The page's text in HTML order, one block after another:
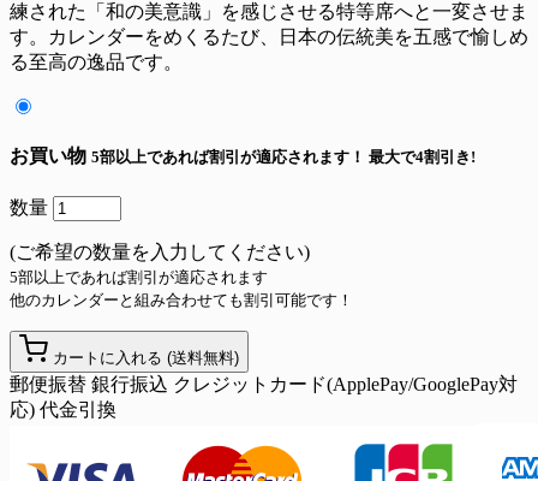
練された「和の美意識」を感じさせる特等席へと一変させま
す。カレンダーをめくるたび、日本の伝統美を五感で愉しめ
る至高の逸品です。
お買い物 5部以上であれば割引が適応されます！ 最大で4割引き!
数量
(ご希望の数量を入力してください)
5部以上であれば割引が適応されます
他のカレンダーと組み合わせても割引可能です！
カートに入れる (送料無料)
郵便振替 銀行振込 クレジットカード(ApplePay/GooglePay対
応) 代金引換